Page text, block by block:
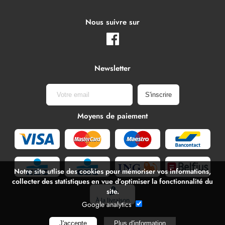
Nous suivre sur
Newsletter
Moyens de paiement
Notre site utlise des cookies pour mémoriser vos informations,
collecter des statistiques en vue d’optimiser la fonctionnalité du
site.
Google analytics